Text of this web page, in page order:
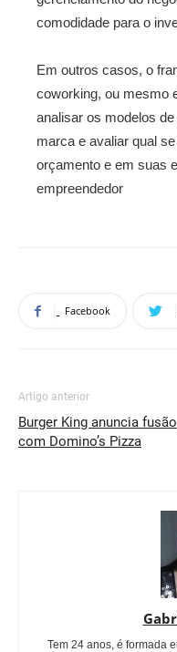
comodidade para o
Em outros casos, o
coworking, ou mesmo
analisar os modelos
marca e avaliar qual
orçamento e em suas
empreendedor
Facebook
Artigo anterior
Burger King anuncia fusão
com Domino’s Pizza
Tem 24 anos, é formada